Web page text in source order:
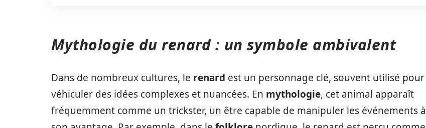
Mythologie du renard : un symbole ambivalent
Dans de nombreux cultures, le renard est un personnage clé, souvent utilisé pour
véhiculer des idées complexes et nuancées. En mythologie, cet animal apparaît
fréquemment comme un trickster, un être capable de manipuler les événements à